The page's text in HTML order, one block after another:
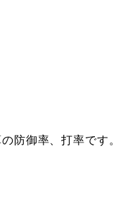
防御率、打率です。